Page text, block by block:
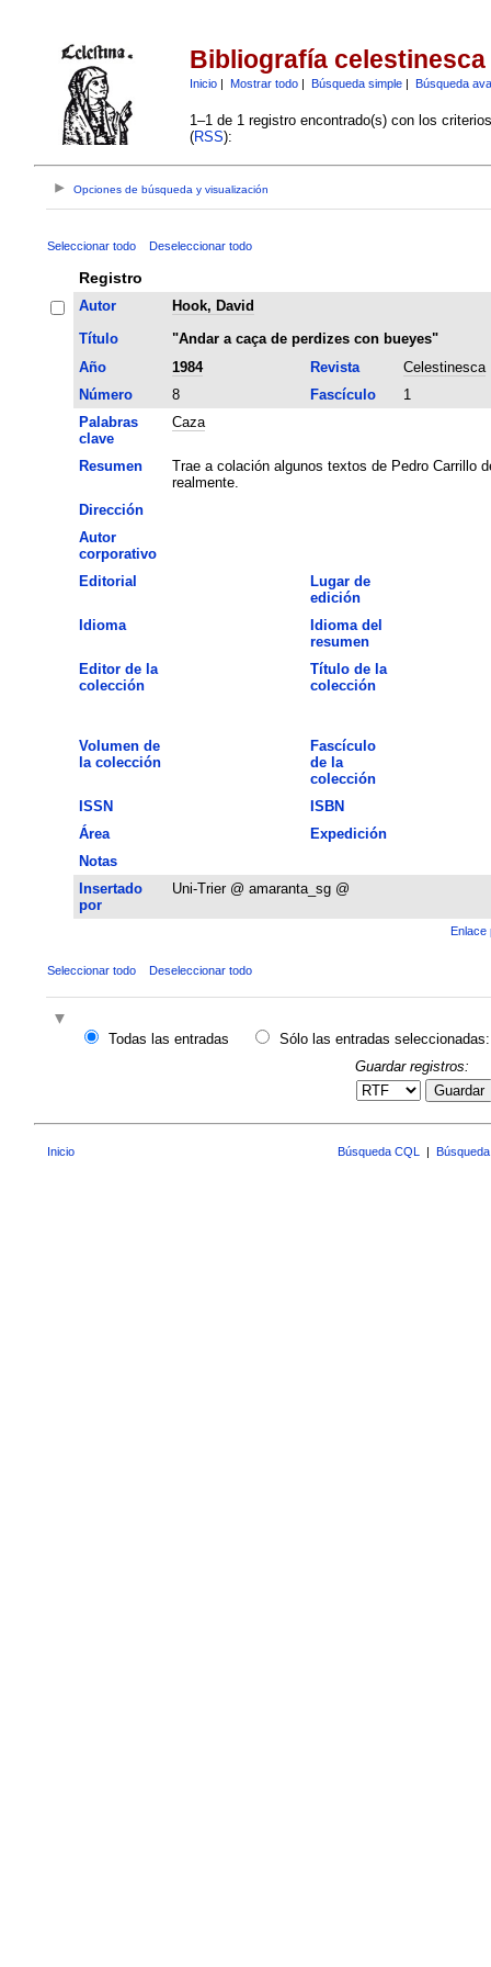
Bibliografía celestinesca
Inicio| Mostrar todo| Búsqueda simple| Búsqueda
1–1 de 1 registro encontrado(s) con los
(RSS):
Opciones de búsqueda y visualización
Seleccionar todo Deseleccionar todo
Registro
Autor
Hook, David
Título
"Andar a caça de perdizes con bueyes"
Año
1984 Revista
Celestinesca
Número
8 Fascículo
1
Palabras
clave
Caza
Resumen
Trae a colación algunos textos de Pedro Carrillo
realmente.
Dirección
Autor
corporativo
Editorial
Lugar de
edición
Idioma
Idioma del
resumen
Editor de la
colección
Título de la
colección
Volumen de
la colección
Fascículo
de la
colección
ISSN
ISBN
Área
Expedición
Notas
Insertado
por
Uni-Trier @ amaranta_sg @
Enlace
Seleccionar todo Deseleccionar todo
Todas las entradas
Sólo las entradas seleccionadas:
Guardar registros:
Guardar
Inicio Búsqueda CQL